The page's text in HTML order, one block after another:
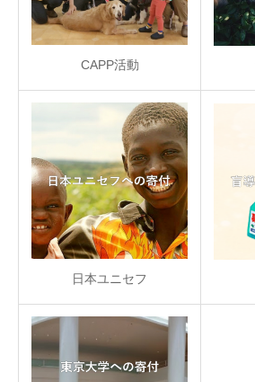
CAPP活動
日本ユニセフ